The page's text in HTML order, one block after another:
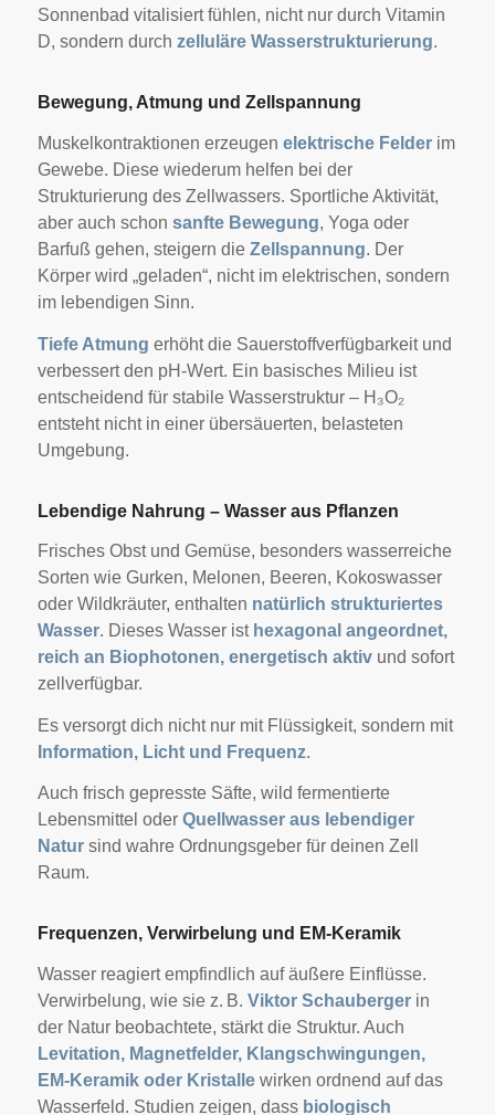
Sonnenbad vitalisiert fühlen, nicht nur durch Vitamin
D, sondern durch zelluläre Wasserstrukturierung.
Bewegung, Atmung und Zellspannung
Muskelkontraktionen erzeugen elektrische Felderim
Gewebe. Diese wiederum helfen bei der
Strukturierung des Zellwassers. Sportliche Aktivität,
aber auch schon sanfte Bewegung, Yoga oder
Barfuß gehen, steigern die Zellspannung. Der
Körper wird „geladen“, nicht im elektrischen, sondern
im lebendigen Sinn.
Tiefe Atmung erhöht die Sauerstoffverfügbarkeit und
verbessert den pH-Wert. Ein basisches Milieu ist
entscheidend für stabile Wasserstruktur – H₃O₂
entsteht nicht in einer übersäuerten, belasteten
Umgebung.
Lebendige Nahrung – Wasser aus Pflanzen
Frisches Obst und Gemüse, besonders wasserreiche
Sorten wie Gurken, Melonen, Beeren, Kokoswasser
oder Wildkräuter, enthalten natürlich strukturiertes
Wasser. Dieses Wasser ist hexagonal angeordnet,
reich an Biophotonen, energetisch aktivund sofort
zellverfügbar.
Es versorgt dich nicht nur mit Flüssigkeit, sondern mit
Information, Licht und Frequenz.
Auch frisch gepresste Säfte, wild fermentierte
Lebensmittel oder Quellwasser aus lebendiger
Natursind wahre Ordnungsgeber für deinen Zell
Raum.
Frequenzen, Verwirbelung und EM-Keramik
Wasser reagiert empfindlich auf äußere Einflüsse.
Verwirbelung, wie sie z. B. Viktor Schaubergerin
der Natur beobachtete, stärkt die Struktur. Auch
Levitation, Magnetfelder, Klangschwingungen,
EM-Keramik oder Kristallewirken ordnend auf das
Wasserfeld. Studien zeigen, dass biologisch